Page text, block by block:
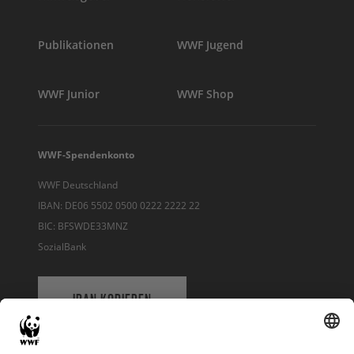
Publikationen WWF Jugend
WWF Junior WWF Shop
WWF-Spendenkonto
WWF Deutschland
IBAN: DE06 5502 0500 0222 2222 22
BIC: BFSWDE33MNZ
SozialBank
IBAN KOPIEREN